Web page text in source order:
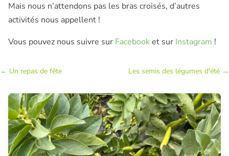
Mais nous n’attendons pas les bras croisés, d’autres
activités nous appellent !
Vous pouvez nous suivre sur Facebooket sur Instagram !
← Un repas de fête Les semis des légumes d'été →